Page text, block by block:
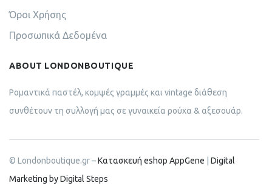
Όροι Χρήσης
Προσωπικά Δεδομένα
ABOUT LONDONBOUTIQUE
Ρομαντικά παστέλ, κομψές γραμμές και vintage διάθεση
συνθέτουν τη συλλογή μας σε γυναικεία ρούχα & αξεσουάρ.
© Londonboutique.gr –Κατασκευή eshop AppGene
Digital
Marketing by Digital Steps